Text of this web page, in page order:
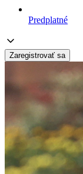
Predplatné
Zaregistrovať sa